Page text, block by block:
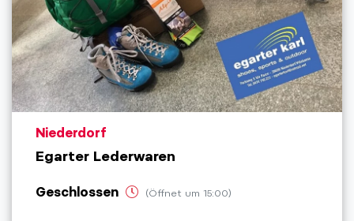
aria.poi_location_prefix
Niederdorf
Egarter Lederwaren
Geschlossen (Öffnet um 15:00)